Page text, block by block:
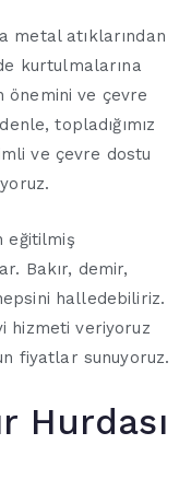
metal atıklarından
kurtulmalarına
önemini ve çevre
topladığımız
ve çevre dostu
eğitilmiş
Bakır, demir,
halledebiliriz.
hizmeti veriyoruz
fiyatlar sunuyoruz.
Hurdası